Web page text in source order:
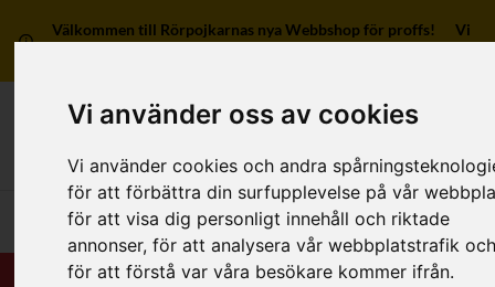
Vi använder oss av cookies
Vi använder cookies och andra
för att förbättra din surfupplevelse på vår
för att visa dig personligt innehåll och riktade
annonser, för att analysera vår webbplatstrafik
för att förstå var våra besökare kommer ifrån.
Välkommen till Rörpojkarnas nya Webbshop för proffs! Vi
Huvudmeny